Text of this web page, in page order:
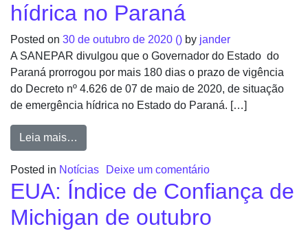
hídrica no Paraná
Posted on 30 de outubro de 2020 () by jander
A SANEPAR divulgou que o Governador do Estado do
Paraná prorrogou por mais 180 dias o prazo de vigência
do Decreto nº 4.626 de 07 de maio de 2020, de situação
de emergência hídrica no Estado do Paraná. […]
Leia mais…
Posted in Notícias Deixe um comentário
EUA: Índice de Confiança de
Michigan de outubro